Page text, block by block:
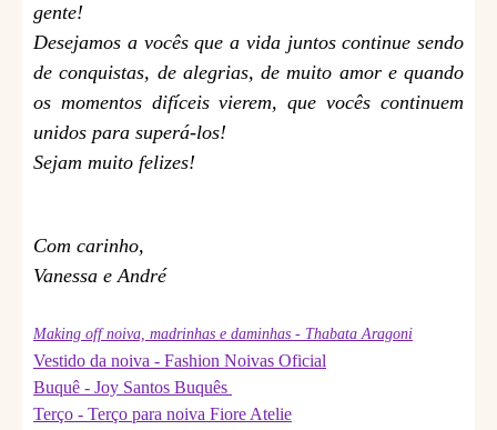
gente!
Desejamos a vocês que a vida juntos continue sendo
de conquistas, de alegrias, de muito amor e quando
os momentos difíceis vierem, que vocês continuem
unidos para superá-los!
Sejam muito felizes!
Com carinho,
Vanessa e André
Making off noiva, madrinhas e daminhas - Thabata Aragoni
Vestido da noiva - Fashion Noivas Oficial
Buquê - Joy Santos Buquês
Terço - Terço para noiva Fiore Atelie